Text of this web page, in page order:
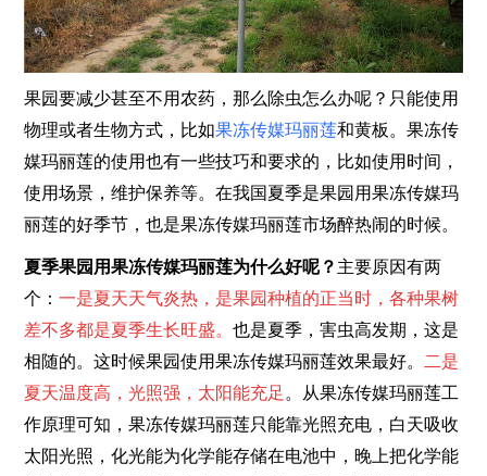
果园要减少甚至不用农药，那么除虫怎么办呢？只能使用
物理或者生物方式，比如果冻传媒玛丽莲和黄板。果冻传
媒玛丽莲的使用也有一些技巧和要求的，比如使用时间，
使用场景，维护保养等。在我国夏季是果园用果冻传媒玛
丽莲的好季节，也是果冻传媒玛丽莲市场醉热闹的时候。
夏季果园用果冻传媒玛丽莲为什么好呢？ 主要原因有两
个：一是夏天天气炎热，是果园种植的正当时，各种果树
差不多都是夏季生长旺盛。也是夏季，害虫高发期，这是
相随的。这时候果园使用果冻传媒玛丽莲效果最好。 二是
夏天温度高，光照强，太阳能充足 。从果冻传媒玛丽莲工
作原理可知，果冻传媒玛丽莲只能靠光照充电，白天吸收
太阳光照，化光能为化学能存储在电池中，晚上把化学能